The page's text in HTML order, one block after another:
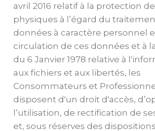
avril 2016 relatif à la protection
physiques à l’égard du
données à caractère personnel
circulation de ces données et à
du 6 Janvier 1978 relative à
aux fichiers et aux libertés, les
Consommateurs et
disposent d'un droit d'accès,
l’utilisation, de rectification de
et, sous réserves des